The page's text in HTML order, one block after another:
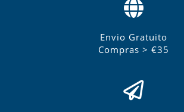
Envio Gratuito
Compras > €35